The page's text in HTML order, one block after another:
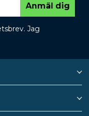
Anmäl dig
Jag